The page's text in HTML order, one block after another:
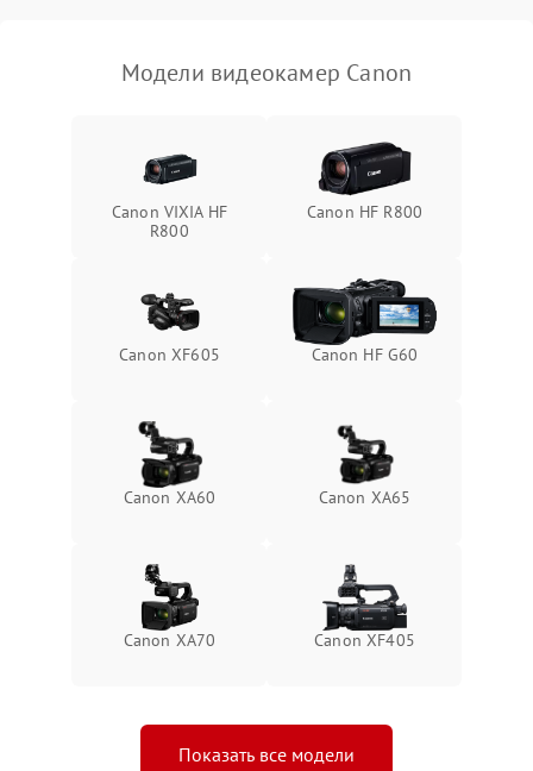
Модели видеокамер Canon
Canon VIXIA HF
R800
Canon HF R800
Canon XF605 Canon HF G60
Canon XA60 Canon XA65
Canon XA70 Canon XF405
Показать все модели